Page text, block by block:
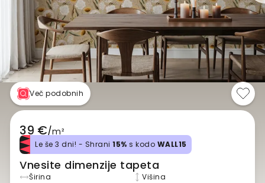
Več podobnih
39 €/m²
Le še 3 dni! - Shrani 15% s kodo WALL15
Vnesite dimenzije tapeta
Širina Višina